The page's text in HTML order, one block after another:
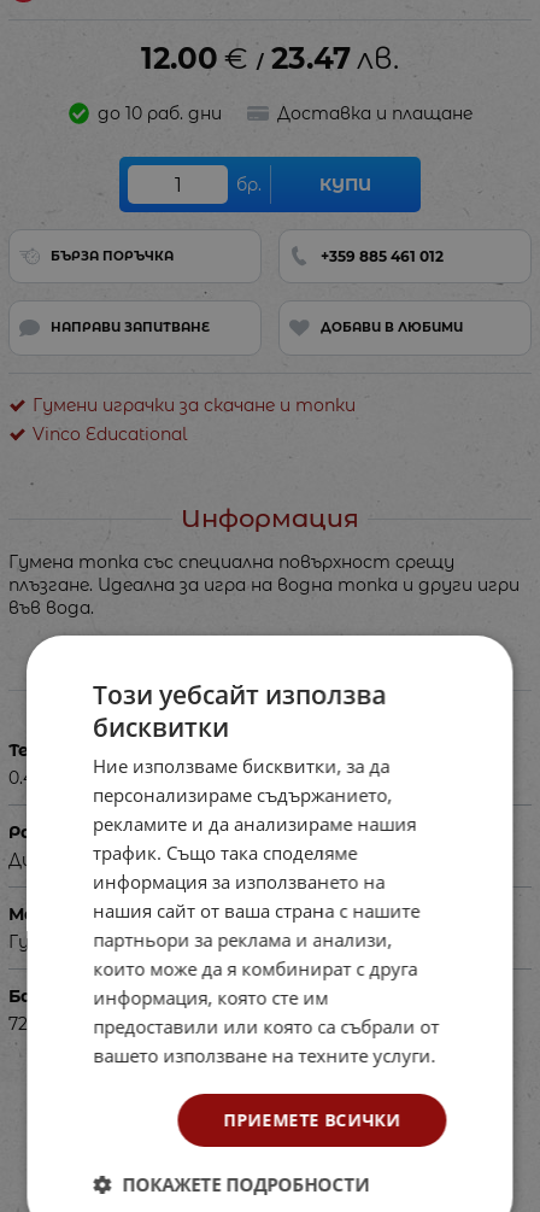
12.00 € / 23.47 лв.
до 10 раб. дни Доставка и плащане
бр. КУПИ
БЪРЗА ПОРЪЧКА +359 885 461 012
НАПРАВИ ЗАПИТВАНЕ ДОБАВИ В ЛЮБИМИ
Гумени играчки за скачане и топки
Vinco Educational
Информация
Гумена топка със специална повърхност срещу
плъзгане. Идеална за игра на водна топка и други игри
във вода.
Характеристики
Тегло в кг
0.440
Размери в см
Диаметър - 22см
Материал
Гума
Баркод (ISBN, UPC, др.)
722433261
Този уебсайт използва
бисквитки
Ние използваме бисквитки, за да
персонализираме съдържанието,
рекламите и да анализираме нашия
трафик. Също така споделяме
информация за използването на
нашия сайт от ваша страна с нашите
партньори за реклама и анализи,
които може да я комбинират с друга
информация, която сте им
предоставили или която са събрали от
вашето използване на техните услуги.
ПРИЕМЕТЕ ВСИЧКИ
ПОКАЖЕТЕ ПОДРОБНОСТИ